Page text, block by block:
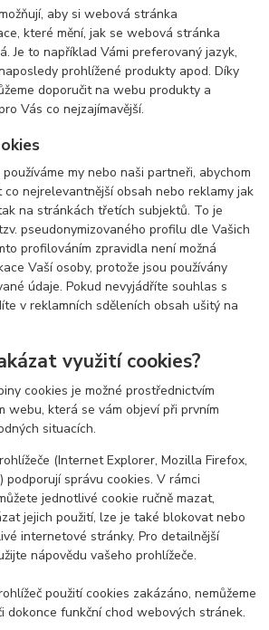
aby si webová stránka
které mění, jak se webová stránka
Je to například Vámi preferovaný jazyk,
prohlížené produkty apod. Díky
doporučit na webu produkty a
Vás co nejzajímavější.
my nebo naši partneři, abychom
nejrelevantnější obsah nebo reklamy jak
na stránkách třetích subjektů. To je
pseudonymizovaného profilu dle Vašich
profilováním zpravidla není možná
Vaší osoby, protože jsou používány
údaje. Pokud nevyjádříte souhlas s
v reklamních sděleních obsah ušitý na
využití cookies?
cookies je možné prostřednictvím
webu, která se vám objeví při prvním
situacích.
(Internet Explorer, Mozilla Firefox,
podporují správu cookies. V rámci
jednotlivé cookie ručně mazat,
jejich použití, lze je také blokovat nebo
internetové stránky. Pro detailnější
nápovědu vašeho prohlížeče.
použití cookies zakázáno, nemůžeme
dokonce funkční chod webových stránek.